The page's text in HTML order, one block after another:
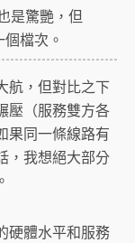
是驚艷，但
檔次。
航，但對比之下
壓（服務雙方各
果同一條線路有
，我想絕大部分
硬體水平和服務